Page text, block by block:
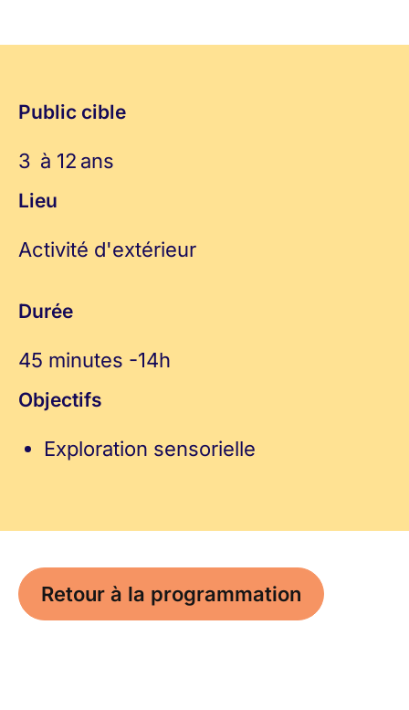
Public cible
3 à 12 ans
Lieu
Activité d'extérieur
Durée
45 minutes -14h
Objectifs
Exploration sensorielle
Retour à la programmation